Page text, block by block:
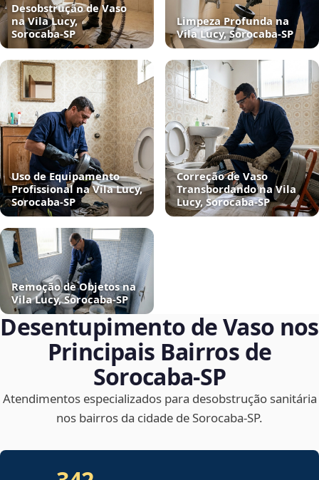
Desobstrução de Vaso
na Vila Lucy,
Sorocaba‑SP
Limpeza Profunda na
Vila Lucy, Sorocaba‑SP
Uso de Equipamento
Profissional na Vila Lucy,
Sorocaba‑SP
Correção de Vaso
Transbordando na Vila
Lucy, Sorocaba‑SP
Remoção de Objetos na
Vila Lucy, Sorocaba‑SP
Desentupimento de Vaso nos
Principais Bairros de
Sorocaba‑SP
Atendimentos especializados para desobstrução sanitária
nos bairros da cidade de Sorocaba‑SP.